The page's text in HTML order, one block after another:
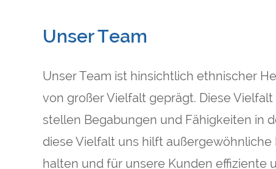
Unser Team
Unser Team ist hinsichtlich ethnischer
von großer Vielfalt geprägt. Diese
stellen Begabungen und Fähigkeiten in
diese Vielfalt uns hilft
halten und für unsere Kunden effiziente